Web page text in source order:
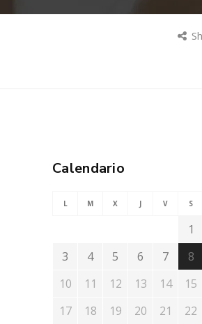
Calendario
L M X J V S
1
3
4 5 6 7 8
10
11 12 13 14 15
17
18 19 20 21 22